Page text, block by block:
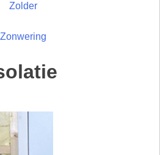
Zolder
Zonwering